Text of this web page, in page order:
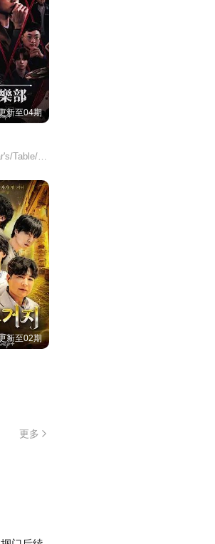
新至04期
Murder/Club:/Liar's/Table/Murder/Club/
新至02期
更多